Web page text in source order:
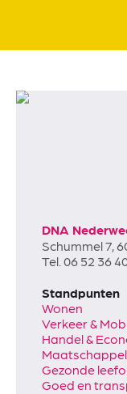
DNA
Schummel 7,
Tel. 06 52 36
Standpunten
Wonen
Verkeer &
Handel &
Gezonde
Goed en